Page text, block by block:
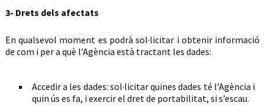
3- Drets dels afectats
En qualsevol moment es podrà sol·licitar i obtenir informació
de com i per a què l’Agència està tractant les dades:
Accedir a les dades: sol·licitar quines dades té l’Agència i
quin ús es fa, i exercir el dret de portabilitat, si s’escau.